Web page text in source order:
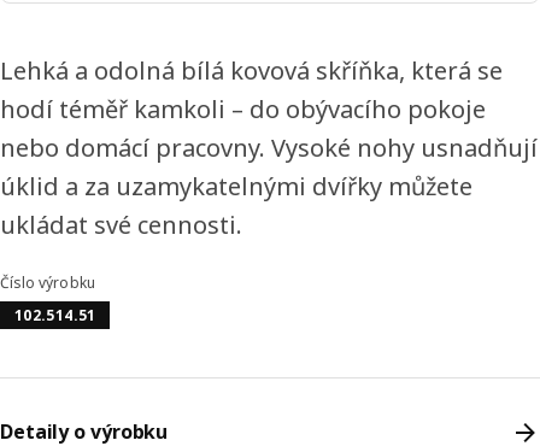
Lehká a odolná bílá kovová skříňka, která se
hodí téměř kamkoli – do obývacího pokoje
nebo domácí pracovny. Vysoké nohy usnadňují
úklid a za uzamykatelnými dvířky můžete
ukládat své cennosti.
Číslo výrobku
102.514.51
Detaily o výrobku